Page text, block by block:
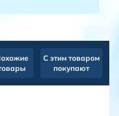
С этим товаром
покупают